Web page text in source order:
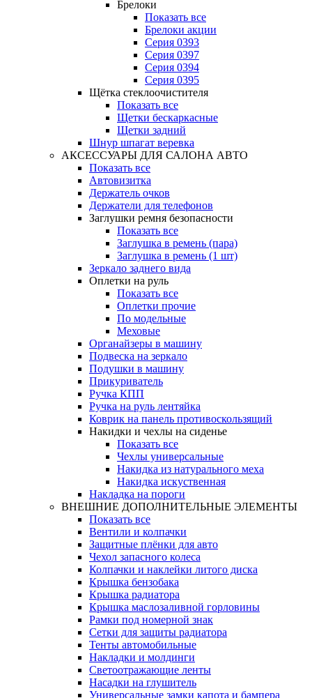
Брелоки
Показать все
Брелоки акции
Серия 0393
Серия 0397
Серия 0394
Серия 0395
Щётка стеклоочистителя
Показать все
Щетки бескаркасные
Щетки задний
Шнур шпагат веревка
АКСЕССУАРЫ ДЛЯ САЛОНА АВТО
Показать все
Автовизитка
Держатель очков
Держатели для телефонов
Заглушки ремня безопасности
Показать все
Заглушка в ремень (пара)
Заглушка в ремень (1 шт)
Зеркало заднего вида
Оплетки на руль
Показать все
Оплетки прочиe
По модельные
Меховые
Органайзеры в машину
Подвеска на зеркало
Подушки в машину
Прикуриватель
Ручка КПП
Ручка на руль лентяйка
Коврик на панель противоскользящий
Накидки и чехлы на сиденье
Показать все
Чехлы универсальные
Накидка из натурального меха
Накидка искуственная
Накладка на пороги
ВНЕШНИЕ ДОПОЛНИТЕЛЬНЫЕ ЭЛЕМЕНТЫ
Показать все
Вентили и колпачки
Защитные плёнки для авто
Чехол запасного колеса
Колпачки и наклейки литого диска
Крышка бензобака
Крышка радиатора
Крышка маслозаливной горловины
Рамки под номерной знак
Сетки для защиты радиатора
Тенты автомобильные
Накладки и молдинги
Светоотражающие ленты
Насадки на глушитель
Универсальные замки капота и бампера